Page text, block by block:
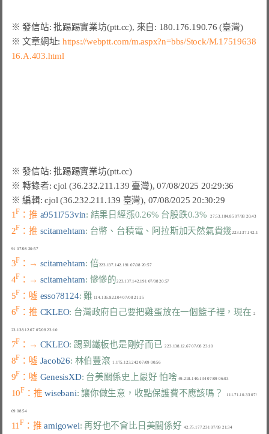
※ 發信站: 批踢踢實業坊(ptt.cc), 來自: 180.176.190.76 (臺灣)
※ 文章網址: https://webptt.com/m.aspx?n=bbs/Stock/M.17519638
16.A.403.html
1F ：推 a951l753vin: 結果日經漲0.26% 台股跌0.3%
   27.53.184.85 07/08 20:43
2F ：推 scitamehtam: 台幣、台積電、阿拉斯加天然氣貴幾223.137.142.1
91 07/08 20:57
3F ：→ scitamehtam: 倍 223.137.142.191 07/08 20:57
4F ：→ scitamehtam: 慘慘的
5F ：噓 esso78124: 難
6F ：推 CKLEO: 台灣政府自己要把雞蛋放在一個籃子裡，現在
  2
23.138.12.67 07/08 23:10
7F ：→ CKLEO: 踢到鐵板也是剛好而已
  223.138.12.67 07/08 23:10
8F ：噓 Jacob26: 林伯豐滾
  1.175.123.242 07/09 00:56
9F ：噓 GenesisXD: 台美關係史上最好 怕啥 49.218.140.134 07/09 06:03
10F ：推 wisebani: 讓你做生意，收點保護費不應該嗎？
   111.71.10.33 07/
09 08:54
11F ：推 amigowei: 再好也不會比日美關係好
  42.75.177.231 07/09 21:34